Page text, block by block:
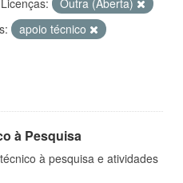
Licenças:
Outra (Aberta)
apoio técnico
à Pesquisa
à pesquisa e atividades